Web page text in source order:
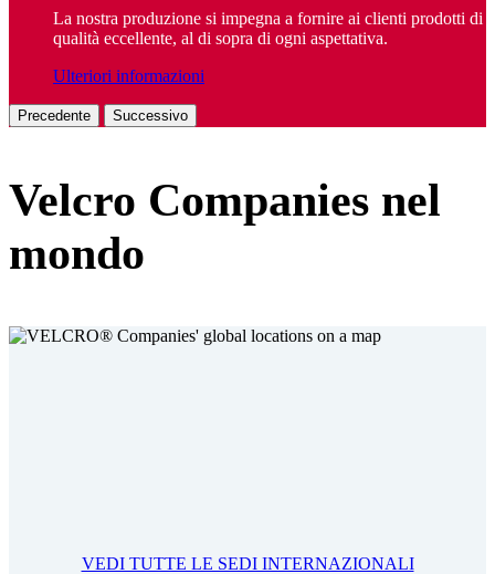
La nostra produzione si impegna a fornire ai clienti prodotti di
qualità eccellente, al di sopra di ogni aspettativa.
Ulteriori informazioni
Precedente Successivo
Velcro Companies nel
mondo
VEDI TUTTE LE SEDI INTERNAZIONALI